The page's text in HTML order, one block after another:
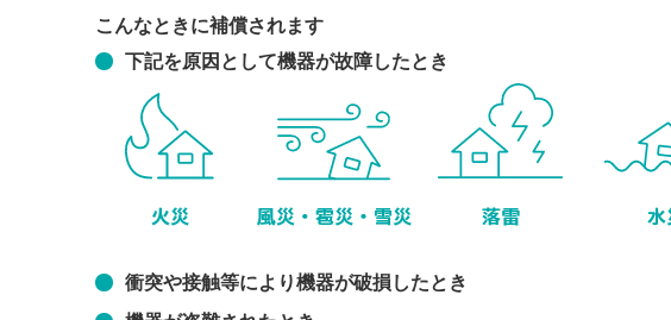
こんなときに補償されます
下記を原因として機器が故障したとき
衝突や接触等により機器が破損したとき